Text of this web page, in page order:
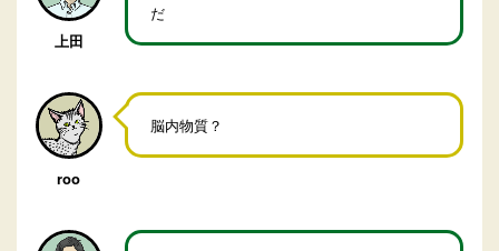
上田
だ
roo
脳内物質？